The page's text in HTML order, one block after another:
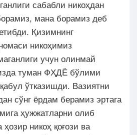
сабабли никоҳдан
мана борамиз деб
Қизимнинг
никоҳимиз
учун олинмай
туман ФҲДЁ бўлими
ўтказишди. Вазиятни
сўнг ёрдам берамиз эртага
ҳужжатларни олиб
никоҳ қоғози ва